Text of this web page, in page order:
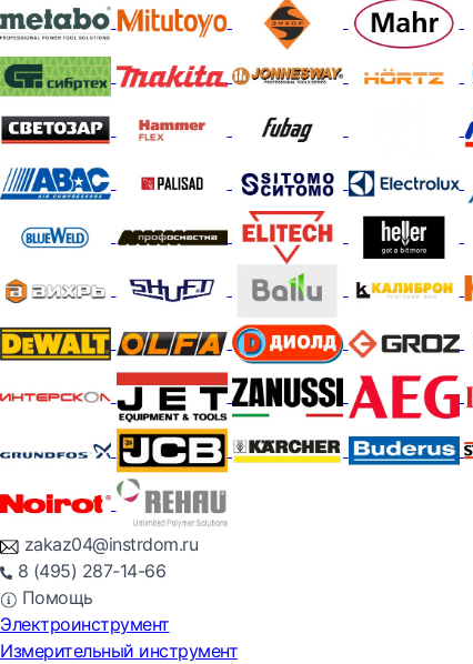
zakaz04@instrdom.ru
8 (495) 287-14-66
Помощь
Электроинструмент
Измерительный инструмент